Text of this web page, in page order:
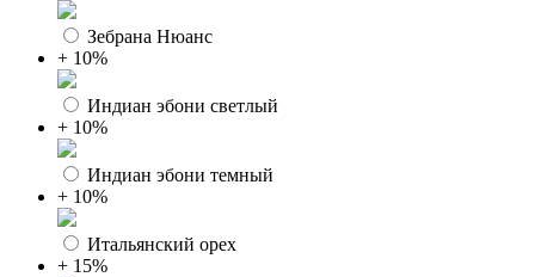
Зебрана Нюанс
+ 10%
Индиан эбони светлый
+ 10%
Индиан эбони темный
+ 10%
Итальянский орех
+ 15%